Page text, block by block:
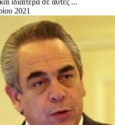
ιδιαίτερα σε αυτές ...
2021